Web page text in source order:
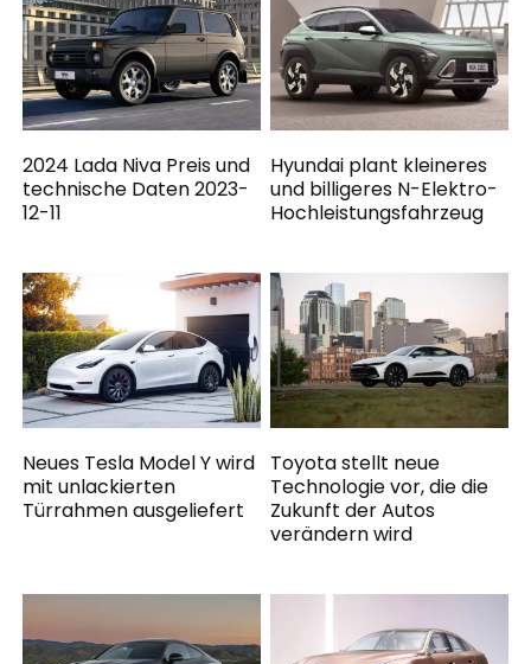
2024 Lada Niva Preis und
technische Daten 2023-
12-11
Hyundai plant kleineres
und billigeres N-Elektro-
Hochleistungsfahrzeug
Neues Tesla Model Y wird
mit unlackierten
Türrahmen ausgeliefert
Toyota stellt neue
Technologie vor, die die
Zukunft der Autos
verändern wird